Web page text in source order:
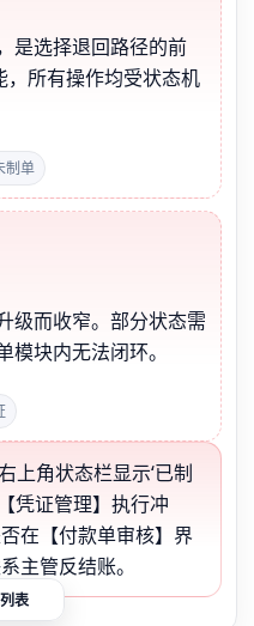
是选择退回路径的前
，所有操作均受状态机
制单
级而收窄。部分状态需
块内无法闭环。
上角状态栏显示‘已制
凭证管理】执行冲
在【付款单审核】界
主管反结账。
表